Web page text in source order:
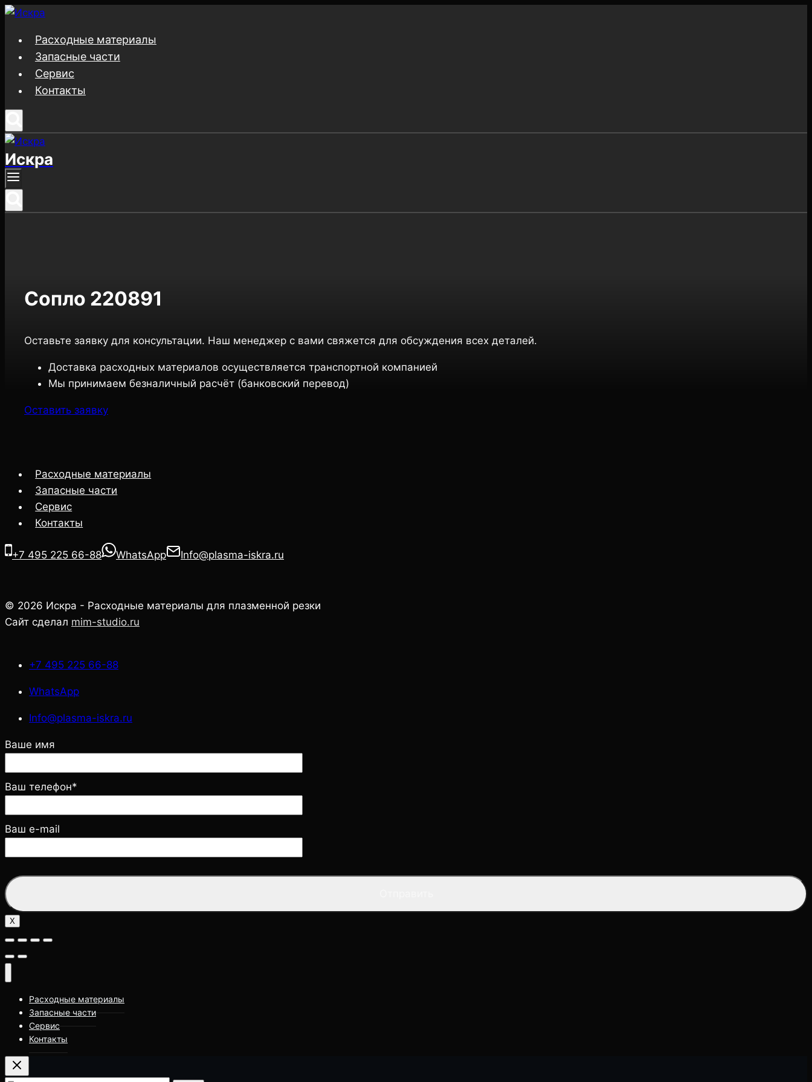
Перейти
содержимому
Расходные материалы
Запасные части
Сервис
Контакты
Искра
Сопло 220891
Оставьте заявку для консультации. Наш менеджер с вами свяжется для обсуждения всех деталей.
Доставка расходных материалов осуществляется транспортной компанией
Мы принимаем безналичный расчёт (банковский перевод)
Оставить заявку
Расходные материалы
Запасные части
Сервис
Контакты
+7 495 225 66-88 WhatsApp Info@plasma-iskra.ru
© 2026 Искра - Расходные материалы для плазменной резки
Сайт сделал mim-studio.ru
+7 495 225 66-88
WhatsApp
Info@plasma-iskra.ru
Ваше имя
Ваш телефон*
Ваш e-mail
X
Расходные материалы
Запасные части
Сервис
Контакты